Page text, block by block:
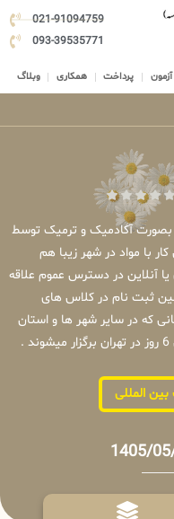
021-91094759
093-39535771
آزمون پرداخت همکاری وبلاگ
بصورت آکادمیک و ترمیک توسط
با مواد در شهر زیبا هم
آنلاین در دسترس عموم علاقه
ثبت نام در کلاس های
که در سایر شهر ها و استان
المللی